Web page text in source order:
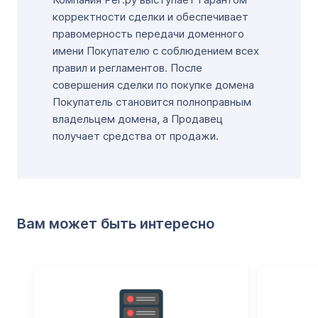
корректности сделки и обеспечивает
правомерность передачи доменного
имени Покупателю с соблюдением всех
правил и регламентов. После
совершения сделки по покупке домена
Покупатель становится полноправным
владельцем домена, а Продавец
получает средства от продажи.
Вам может быть интересно